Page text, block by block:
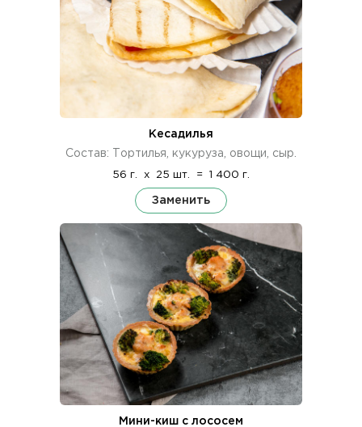
Кесадилья
Состав: Тортилья, кукуруза, овощи, сыр.
56 г. x 25 шт. = 1 400 г.
Заменить
Мини-киш с лососем